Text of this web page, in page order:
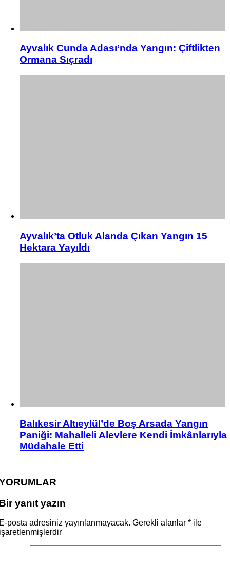
Ayvalık Cunda Adası’nda Yangın: Çiftlikten
Ormana Sıçradı
Ayvalık’ta Otluk Alanda Çıkan Yangın 15
Hektara Yayıldı
Balıkesir Altıeylül’de Boş Arsada Yangın
Paniği: Mahalleli Alevlere Kendi İmkânlarıyla
Müdahale Etti
yanıt yazın
posta adresiniz yayınlanmayacak. Gerekli alanlar * ile